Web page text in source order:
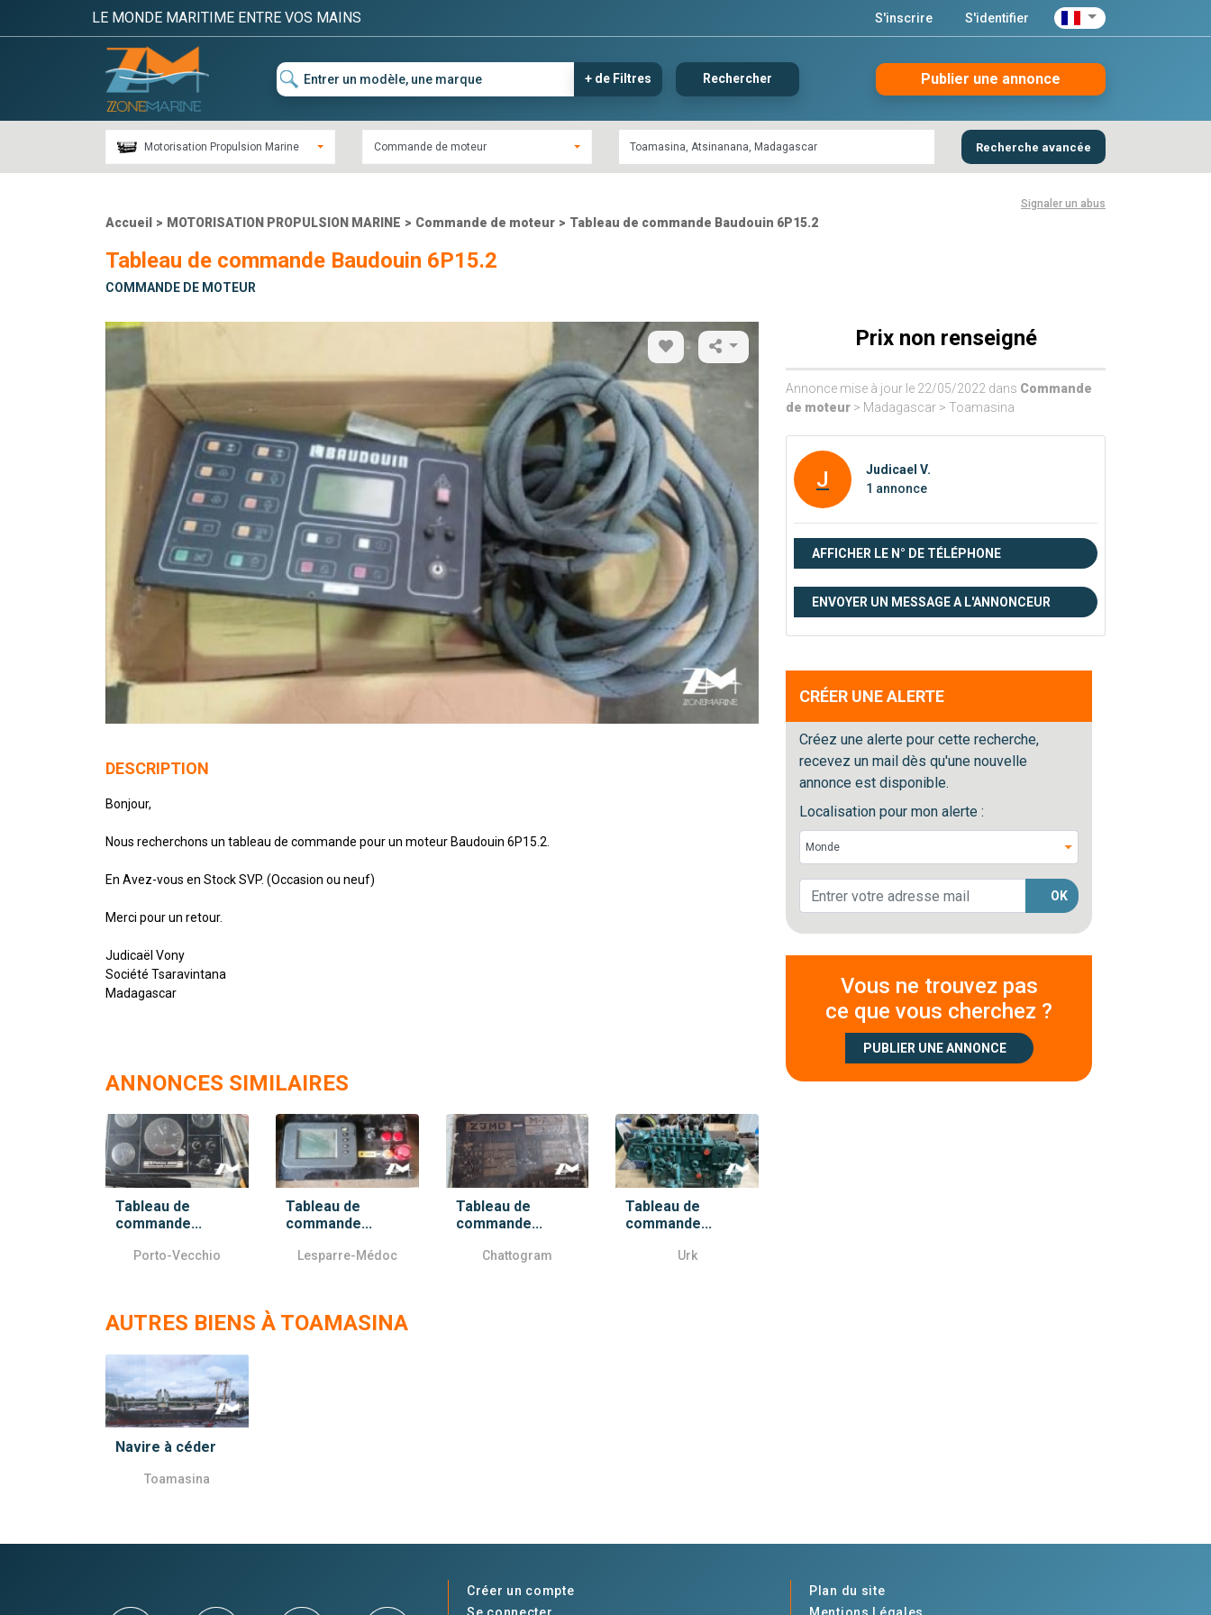
LE MONDE MARITIME ENTRE VOS MAINS S'inscrire S'identifier
+ de Filtres Rechercher Publier une annonce
Motorisation Propulsion Marine Commande de moteur Recherche avancée
Signaler un abus
Accueil > MOTORISATION PROPULSION MARINE > Commande de moteur > Tableau de commande Baudouin 6P15.2
Tableau de commande Baudouin 6P15.2
COMMANDE DE MOTEUR
DESCRIPTION
Bonjour,
Nous recherchons un tableau de commande pour un moteur Baudouin 6P15.2.
En Avez-vous en Stock SVP. (Occasion ou neuf)
Merci pour un retour.
Judicaël Vony
Société Tsaravintana
Madagascar
ANNONCES SIMILAIRES
Tableau de
commande...
Porto-Vecchio
Tableau de
commande...
Lesparre-Médoc
Tableau de
commande...
Chattogram
Tableau de
commande...
Urk
AUTRES BIENS À TOAMASINA
Navire à céder
Toamasina
Prix non renseigné
Annonce mise à jour le 22/05/2022 dans Commande
de moteur > Madagascar > Toamasina
J
Judicael V.
1 annonce
AFFICHER LE N° DE TÉLÉPHONE
ENVOYER UN MESSAGE A L'ANNONCEUR
CRÉER UNE ALERTE
Créez une alerte pour cette recherche,
recevez un mail dès qu'une nouvelle
annonce est disponible.
Localisation pour mon alerte :
OK
Vous ne trouvez pas
ce que vous cherchez ?
PUBLIER UNE ANNONCE
Créer un compte
Plan du site